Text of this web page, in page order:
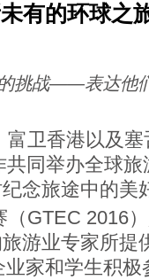
有的环球之
挑战——表达他
卫香港以及
共同举办全球
念旅途中的美
GTEC 2016
游业专家所提
家和学生积极